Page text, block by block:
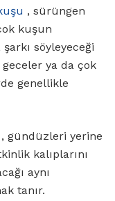
, sürüngen
kuşun
söyleyeceği
geceler ya da çok
genellikle
gündüzleri yerine
kalıplarını
aynı
tanır.